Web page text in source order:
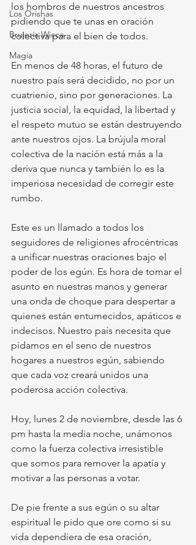
Los Orishas
Brujería Wicca
Magia
los hombros de nuestros ancestros
pidiendo que te unas en oración
colectiva para el bien de todos.
En menos de 48 horas, el futuro de
nuestro país será decidido, no por un
cuatrienio, sino por generaciones. La
justicia social, la equidad, la libertad y
el respeto mutuo se están destruyendo
ante nuestros ojos. La brújula moral
colectiva de la nación está más a la
deriva que nunca y también lo es la
imperiosa necesidad de corregir este
rumbo.
Este es un llamado a todos los
seguidores de religiones afrocéntricas
a unificar nuestras oraciones bajo el
poder de los egún. Es hora de tomar el
asunto en nuestras manos y generar
una onda de choque para despertar a
quienes están entumecidos, apáticos e
indecisos. Nuestro país necesita que
pidamos en el seno de nuestros
hogares a nuestros egún, sabiendo
que cada voz creará unidos una
poderosa acción colectiva.
Hoy, lunes 2 de noviembre, desde las 6
pm hasta la media noche, unámonos
como la fuerza colectiva irresistible
que somos para remover la apatía y
motivar a las personas a votar.
De pie frente a sus egún o su altar
espiritual le pido que ore como si su
vida dependiera de esa oración,